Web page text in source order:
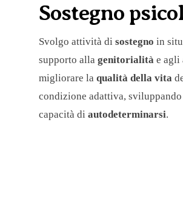
Sostegno
Svolgo attività di sostegno in
supporto alla genitorialità e agli
migliorare la qualità della vita
condizione adattiva,
capacità di autodeterminarsi.